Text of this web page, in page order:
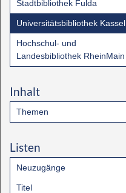
Stadtbibliothek Fulda
Universitätsbibliothek Kassel
Hochschul- und
Landesbibliothek RheinMain
Inhalt
Themen
Listen
Neuzugänge
Titel